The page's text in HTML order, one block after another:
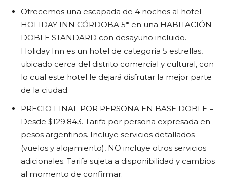
Ofrecemos una escapada de 4 noches al hotel
HOLIDAY INN CÓRDOBA 5* en una HABITACIÓN
DOBLE STANDARD con desayuno incluido.
Holiday Inn es un hotel de categoría 5 estrellas,
ubicado cerca del distrito comercial y cultural, con
lo cual este hotel le dejará disfrutar la mejor parte
de la ciudad.
PRECIO FINAL POR PERSONA EN BASE DOBLE =
Desde $129.843. Tarifa por persona expresada en
pesos argentinos. Incluye servicios detallados
(vuelos y alojamiento), NO incluye otros servicios
adicionales. Tarifa sujeta a disponibilidad y cambios
al momento de confirmar.